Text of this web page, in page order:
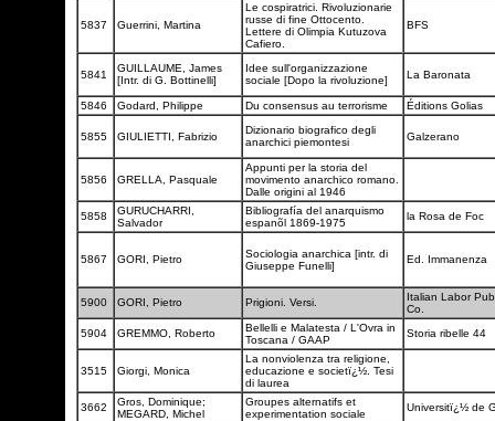
5837 Guerrini, Martina
Le cospiratrici. Rivoluzionarie
russe di fine Ottocento.
Lettere di Olimpia Kutuzova
Cafiero.
BFS
5841
GUILLAUME, James
[Intr. di G. Bottinelli]
Idee sull'organizzazione
sociale [Dopo la rivoluzione]
La Baronata
5846 Godard, Philippe Du consensus au terrorisme Éditions Golias
5855 GIULIETTI, Fabrizio
Dizionario biografico degli
anarchici piemontesi
Galzerano
5856 GRELLA, Pasquale
Appunti per la storia del
movimento anarchico romano.
Dalle origini al 1946
5858
GURUCHARRI,
Salvador
Bibliografía del anarquismo
espanõl 1869-1975
la Rosa de Foc
5867 GORI, Pietro
Sociologia anarchica [intr. di
Giuseppe Funelli]
Ed. Immanenza
5900 GORI, Pietro Prigioni. Versi.
Italian Labor
Co.
5904
GREMMO, Roberto
Bellelli e Malatesta / L'Ovra in
Toscana / GAAP
Storia ribelle 44
3515 Giorgi, Monica
La nonviolenza tra religione,
educazione e societï¿½. Tesi
di laurea
3662
Gros, Dominique;
MEGARD, Michel
Groupes alternatifs et
experimentation sociale
Universitï¿½ de